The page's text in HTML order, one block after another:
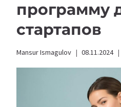
программу
стартапов
Mansur Ismagulov 08.11.2024